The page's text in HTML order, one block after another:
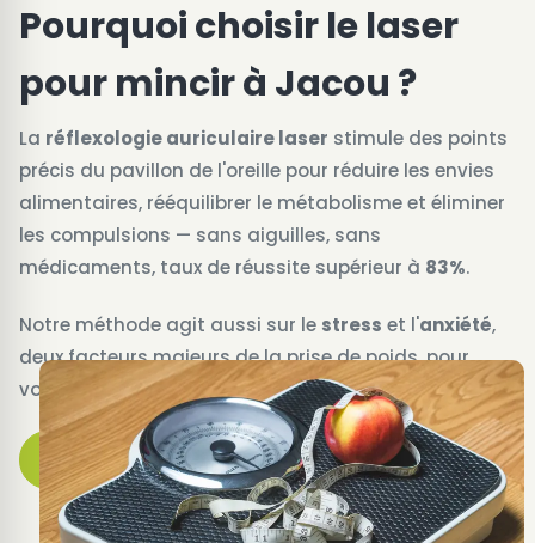
Pourquoi choisir le laser
pour mincir à Jacou ?
La réflexologie auriculaire laser stimule des points
précis du pavillon de l'oreille pour réduire les envies
alimentaires, rééquilibrer le métabolisme et éliminer
les compulsions — sans aiguilles, sans
médicaments, taux de réussite supérieur à 83%.
Notre méthode agit aussi sur le stress et l'anxiété,
deux facteurs majeurs de la prise de poids, pour
vous offrir un équilibre global et durable.
Prendre rendez-vous